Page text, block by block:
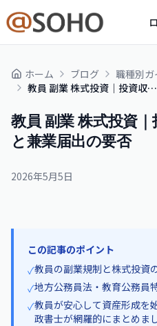
ホーム ブログ
職種別ガ
教員 副業 株式投資｜投資収益の所得区分と兼業届出の要否
教員 副業 株式投資
と兼業届出の要否
2026年5月5日
この記事のポイント
✓教員の副業規制と株式投資
✓地方公務員法・教育公務員
✓教員が安心して資産形成を
政書士が網羅的にまとめま